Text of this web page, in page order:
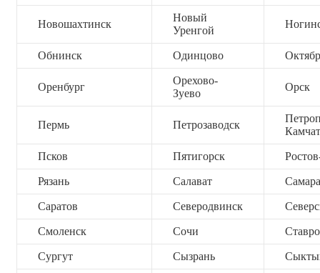
Новошахтинск
Новый
Уренгой
Обнинск Одинцово
Оренбург
Орехово-
Зуево
Орск
Пермь Петрозаводск
Псков Пятигорск
Рязань Салават Самара
Саратов Северодвинск
Смоленск Сочи
Сургут Сызрань